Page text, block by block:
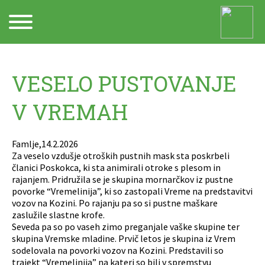
VESELO PUSTOVANJE
V VREMAH
Famlje,14.2.2026
Za veselo vzdušje otroških pustnih mask sta poskrbeli
članici Poskokca, ki sta animirali otroke s plesom in
rajanjem. Pridružila se je skupina mornarčkov iz pustne
povorke “Vremelinija”, ki so zastopali Vreme na predstavitvi
vozov na Kozini. Po rajanju pa so si pustne maškare
zaslužile slastne krofe.
Seveda pa so po vaseh zimo preganjale vaške skupine ter
skupina Vremske mladine. Prvič letos je skupina iz Vrem
sodelovala na povorki vozov na Kozini. Predstavili so
trajekt “Vremelinija” na kateri so bili v spremstvu